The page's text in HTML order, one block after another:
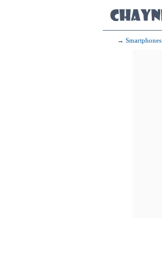
→ Smartphones